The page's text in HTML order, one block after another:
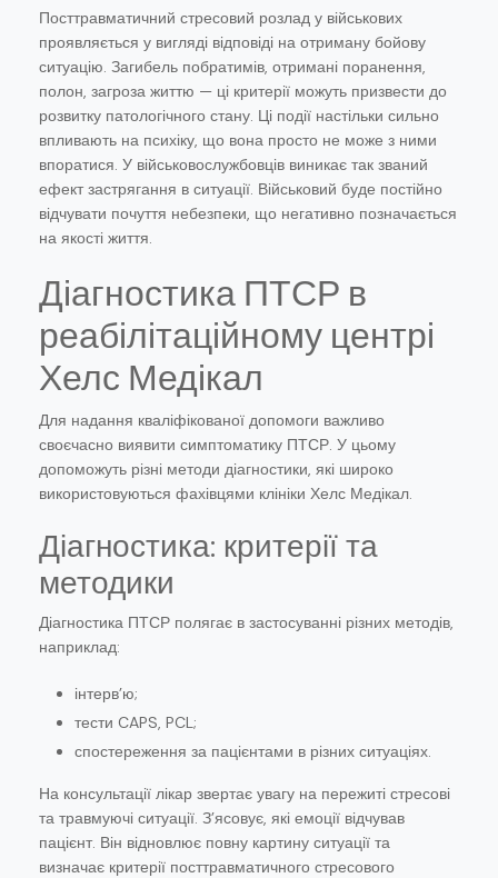
Посттравматичний стресовий розлад у військових
проявляється у вигляді відповіді на отриману бойову
ситуацію. Загибель побратимів, отримані поранення,
полон, загроза життю — ці критерії можуть призвести до
розвитку патологічного стану. Ці події настільки сильно
впливають на психіку, що вона просто не може з ними
впоратися. У військовослужбовців виникає так званий
ефект застрягання в ситуації. Військовий буде постійно
відчувати почуття небезпеки, що негативно позначається
на якості життя.
Діагностика ПТСР в
реабілітаційному центрі
Хелс Медікал
Для надання кваліфікованої допомоги важливо
своєчасно виявити симптоматику ПТСР. У цьому
допоможуть різні методи діагностики, які широко
використовуються фахівцями клініки Хелс Медікал.
Діагностика: критерії та
методики
Діагностика ПТСР полягає в застосуванні різних методів,
наприклад:
інтерв’ю;
тести CAPS, PCL;
спостереження за пацієнтами в різних ситуаціях.
На консультації лікар звертає увагу на пережиті стресові
та травмуючі ситуації. З’ясовує, які емоції відчував
пацієнт. Він відновлює повну картину ситуації та
визначає критерії посттравматичного стресового